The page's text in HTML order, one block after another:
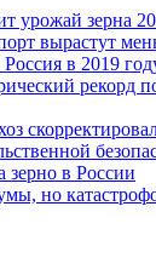
урожай зерна
вырастут
в 2019
рекорд
в России
но